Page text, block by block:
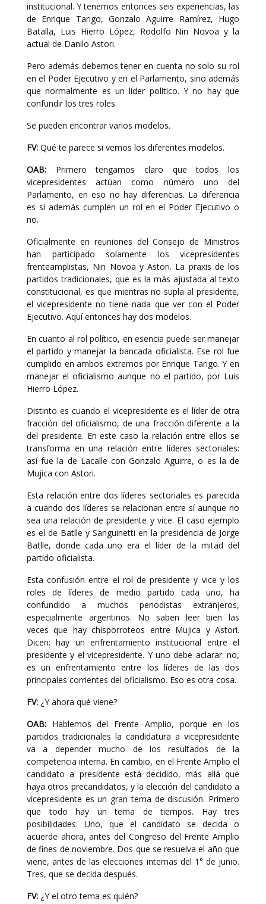
institucional. Y tenemos entonces seis experiencias, las
de Enrique Tarigo, Gonzalo Aguirre Ramírez, Hugo
Batalla, Luis Hierro López, Rodolfo Nin Novoa y la
actual de Danilo Astori.
Pero además debemos tener en cuenta no solo su rol
en el Poder Ejecutivo y en el Parlamento, sino además
que normalmente es un líder político. Y no hay que
confundir los tres roles.
Se pueden encontrar varios modelos.
FV: Qué te parece si vemos los diferentes modelos.
OAB: Primero tengamos claro que todos los
vicepresidentes actúan como número uno del
Parlamento, en eso no hay diferencias. La diferencia
es si además cumplen un rol en el Poder Ejecutivo o
no.
Oficialmente en reuniones del Consejo de Ministros
han participado solamente los vicepresidentes
frenteamplistas, Nin Novoa y Astori. La praxis de los
partidos tradicionales, que es la más ajustada al texto
constitucional, es que mientras no supla al presidente,
el vicepresidente no tiene nada que ver con el Poder
Ejecutivo. Aquí entonces hay dos modelos.
En cuanto al rol político, en esencia puede ser manejar
el partido y manejar la bancada oficialista. Ese rol fue
cumplido en ambos extremos por Enrique Tarigo. Y en
manejar el oficialismo aunque no el partido, por Luis
Hierro López.
Distinto es cuando el vicepresidente es el líder de otra
fracción del oficialismo, de una fracción diferente a la
del presidente. En este caso la relación entre ellos se
transforma en una relación entre líderes sectoriales:
así fue la de Lacalle con Gonzalo Aguirre, o es la de
Mujica con Astori.
Esta relación entre dos líderes sectoriales es parecida
a cuando dos líderes se relacionan entre sí aunque no
sea una relación de presidente y vice. El caso ejemplo
es el de Batlle y Sanguinetti en la presidencia de Jorge
Batlle, donde cada uno era el líder de la mitad del
partido oficialista.
Esta confusión entre el rol de presidente y vice y los
roles de líderes de medio partido cada uno, ha
confundido a muchos periodistas extranjeros,
especialmente argentinos. No saben leer bien las
veces que hay chisporroteos entre Mujica y Astori.
Dicen: hay un enfrentamiento institucional entre el
presidente y el vicepresidente. Y uno debe aclarar: no,
es un enfrentamiento entre los líderes de las dos
principales corrientes del oficialismo. Eso es otra cosa.
FV: ¿Y ahora qué viene?
OAB: Hablemos del Frente Amplio, porque en los
partidos tradicionales la candidatura a vicepresidente
va a depender mucho de los resultados de la
competencia interna. En cambio, en el Frente Amplio el
candidato a presidente está decidido, más allá que
haya otros precandidatos, y la elección del candidato a
vicepresidente es un gran tema de discusión. Primero
que todo hay un tema de tiempos. Hay tres
posibilidades: Uno, que el candidato se decida o
acuerde ahora, antes del Congreso del Frente Amplio
de fines de noviembre. Dos que se resuelva el año que
viene, antes de las elecciones internas del 1° de junio.
Tres, que se decida después.
FV: ¿Y el otro tema es quién?